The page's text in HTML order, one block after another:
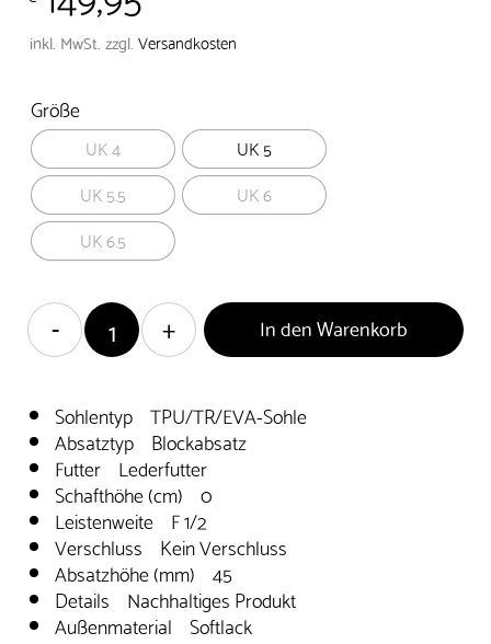
inkl. MwSt.zzgl.Versandkosten
Größe
UK 4
UK 5
UK 5.5
UK 6
UK 6.5
In den Warenkorb
Sohlentyp TPU/TR/EVA-Sohle
Absatztyp Blockabsatz
Futter Lederfutter
Schafthöhe (cm) 0
Leistenweite F 1/2
Verschluss Kein Verschluss
Absatzhöhe (mm) 45
Details Nachhaltiges Produkt
Außenmaterial Softlack